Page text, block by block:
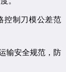
控制刀模公差范
输安全规范，防